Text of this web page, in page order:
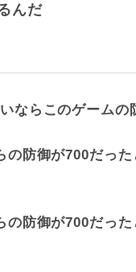
んだ
ならこのゲーム
の防御が700だった
の防御が700だった